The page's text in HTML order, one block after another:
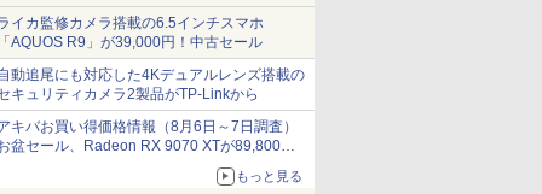
リーズがお買い得
イカ監修カメラ搭載の6.5インチスマホ
AQUOS R9」が39,000円！中古セール
動追尾にも対応した4Kデュアルレンズ搭載の
キュリティカメラ2製品がTP-Linkから
キバお買い得価格情報（8月6日～7日調査）
盆セール、Radeon RX 9070 XTが89,800
、水平周波数24.8kHz対応の17型モニターが
円、暑さ指数連動セール ほか
もっと見る